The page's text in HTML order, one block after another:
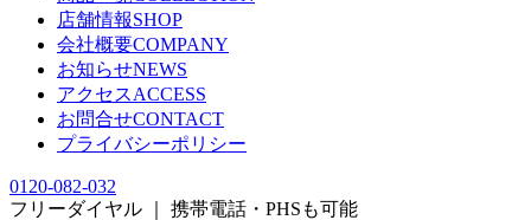
店舗情報SHOP
会社概要COMPANY
お知らせNEWS
アクセスACCESS
お問合せCONTACT
プライバシーポリシー
0120-082-032
フリーダイヤル ｜ 携帯電話・PHSも可能